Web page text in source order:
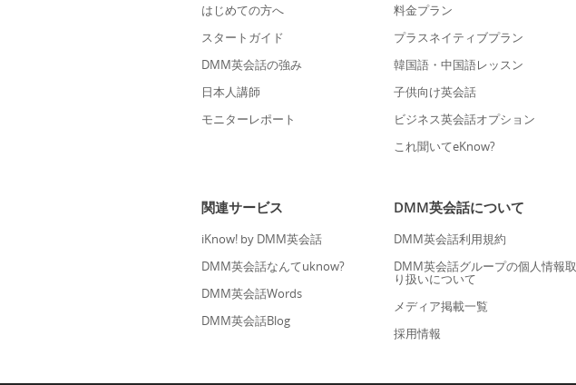
はじめての方へ
スタートガイド
DMM英会話の強み
日本人講師
モニターレポート
料金プラン
プラスネイティブプラン
韓国語・中国語レッスン
子供向け英会話
ビジネス英会話オプション
これ聞いてeKnow?
関連サービス
iKnow! by DMM英会話
DMM英会話なんてuknow?
DMM英会話Words
DMM英会話Blog
DMM英会話について
DMM英会話利用規約
DMM英会話グループの個人情報取
り扱いについて
メディア掲載一覧
採用情報